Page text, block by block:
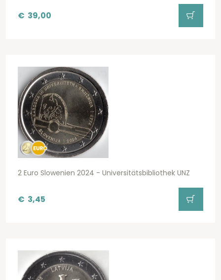
€ 39,00
2 Euro Slowenien 2024 - Universitätsbibliothek UNZ
€ 3,45